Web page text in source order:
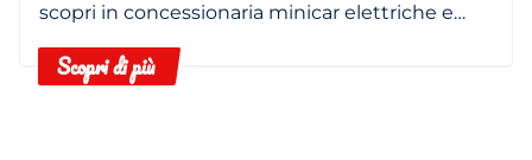
scopri in concessionaria minicar elettriche e
Scopri di più